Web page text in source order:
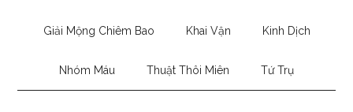
Giải Mộng Chiêm Bao Khai Vận Kinh Dịch
Nhóm Máu Thuật Thôi Miên Tứ Trụ